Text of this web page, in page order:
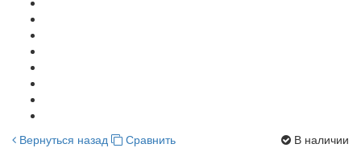
Вернуться назад Сравнить В наличии